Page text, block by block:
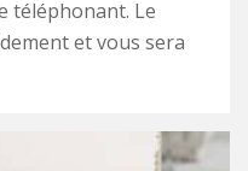
téléphonant. Le
et vous sera